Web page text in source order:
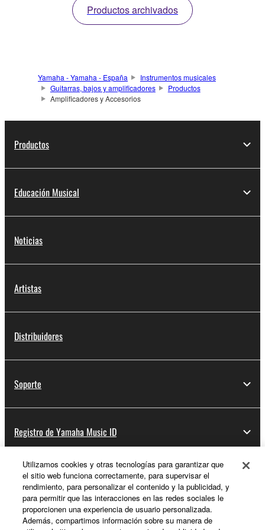
Productos archivados
Yamaha - Yamaha - España
Instrumentos musicales
Guitarras, bajos y amplificadores
Productos
Amplificadores y Accesorios
Productos
Educación Musical
Noticias
Artistas
Distribuidores
Soporte
Registro de Yamaha Music ID
Acerca de Yamaha
España - Spanish
Utilizamos cookies y otras tecnologías para garantizar que
el sitio web funciona correctamente, para supervisar el
rendimiento, para personalizar el contenido y la publicidad, y
para permitir que las interacciones en las redes sociales le
proporcionen una experiencia de usuario personalizada.
Además, compartimos información sobre su manera de